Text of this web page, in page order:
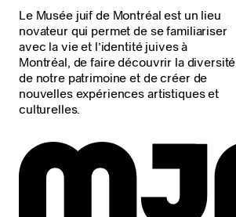
Le Musée juif de Montréal est un lieu
novateur qui permet de se familiariser
avec la vie et l’identité juives à
Montréal, de faire découvrir la diversité
de notre patrimoine et de créer de
nouvelles expériences artistiques et
culturelles.